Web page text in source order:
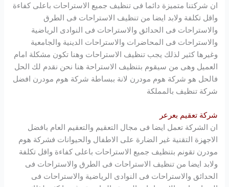
ان شركتنا متميزة دائما فى تنظيف جميع الاستراحات باعلى كفاءة
واقل تكلفة ولابد ايضا من تنظيف الاستراحات فى الطرق
والاستراحات فى الحدائق والاستراحات فى النوادى الرياضية
والاستراحات فى المحاضرات والاستراحات الدينية والجامعية
وغيرها كثير لذلك يجب تنظيف الاستراحات وهنا تكون مشكلة امام
العميل وهى من سيقوم بتنظيف الاستراحة هنا نحن نقدم لك الحل
فالحل هو شركةهوم مودرنلانة ببساطة شركةهوم مودرنافضل
شركة تنظيف بالمملكة
شركة تعقيم بعرعر
ان الشركة تعمل ايضا فى مجال التعقيم والتعقيم العام بافضل
الاجهزة التقنية غير الضارة على الاطفال والحيوانات فشركةهوم
مودرنتقونم بتنظيف جميع الاستراحات باعلى كفاءة واقل تكلفة
ولابد ايضا من تنظيف الاستراحات فى الطرق والاستراحات فى
الحدائق والاستراحات فى النوادى الرياضية والاستراحات فى